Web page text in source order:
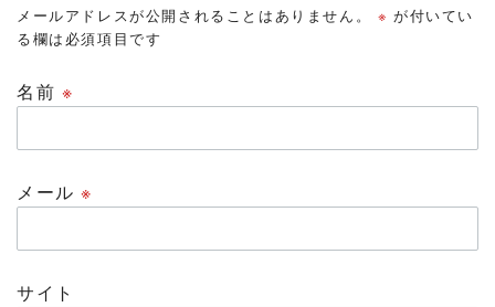
メールアドレスが公開されることはありません。 ※ が付いてい
る欄は必須項目です
名前 ※
メール※
サイト